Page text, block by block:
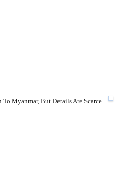
Myanmar, But Details Are Scarce